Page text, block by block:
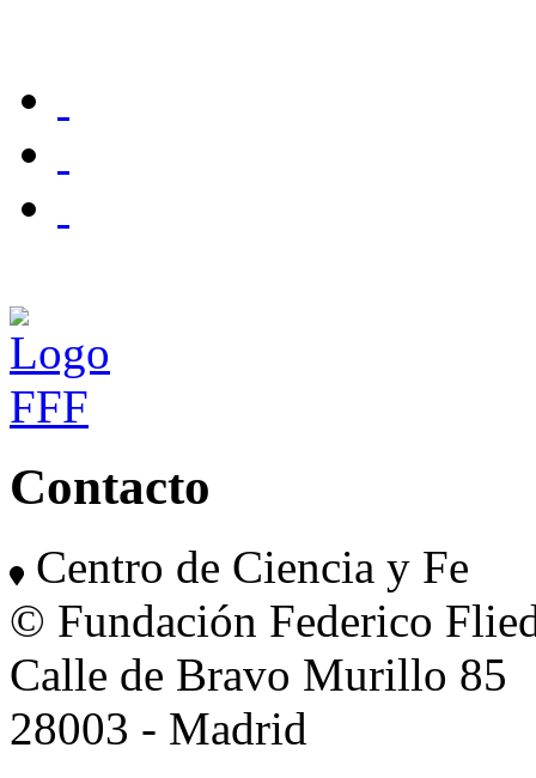
Contacto
Centro de Ciencia y Fe
© Fundación Federico
Calle de Bravo Murillo 85
28003 - Madrid